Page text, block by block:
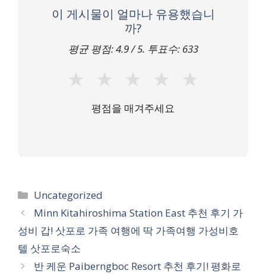
이 게시물이 얼마나 유용했습니
까?
평균 평점:4.9/ 5. 투표수: 633
★ ★ ★ ★ ★
평점을 매겨주세요
카
테
리
Uncategorized
Minn Kitahiroshima Station East 추천 후기 가
성비 갑! 삿포로 가족 여행에 딱 가족여행 가성비호
텔 삿포로숙소
반 케운 Paiberngboc Resort 추천 후기! 평화로